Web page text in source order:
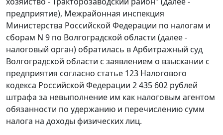
предприятие), Межрайонная инспекция
Министерства Российской Федерации по налогам и
сборам N 9 по Волгоградской области (далее -
налоговый орган) обратилась в Арбитражный суд
Волгоградской области с заявлением о взыскании с
предприятия согласно статье 123 Налогового
кодекса Российской Федерации 2 435 602 рублей
штрафа за невыполнение им как налоговым агентом
обязанности по удержанию и перечислению сумм
налога на доходы физических лиц.